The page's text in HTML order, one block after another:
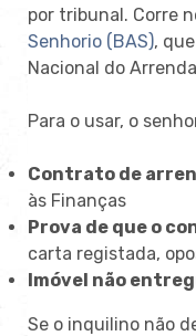
por tribunal. Corre
Senhorio (BAS),
Nacional do
Para o usar, o
Contrato de
às Finanças
Prova de que o
carta registada,
Imóvel não
Se o inquilino não